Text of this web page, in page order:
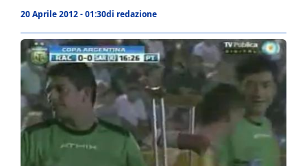
20 Aprile 2012 - 01:30di redazione